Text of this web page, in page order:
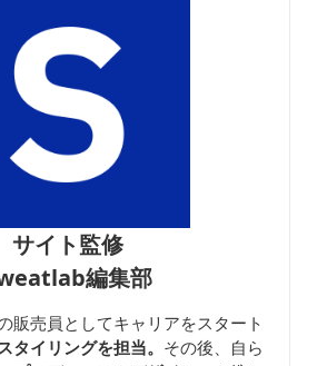
サイト監修
編集部
販売員としてキャリアをスタート
スタイリングを担当。 その後、自ら